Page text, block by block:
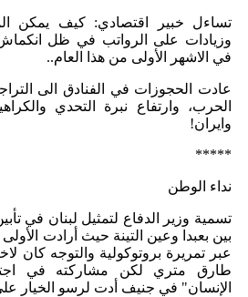
تساءل خبير اقتصادي: كيف يمكن
في الاشهر الأولى من هذا العام..
عادت الحجوزات في الفنادق الى
الحرب، وارتفاع نبرة التحدي
وايران!
*****
نداء الوطن
تسمية وزير الدفاع لتمثيل لبنان في
بين بعبدا وعين التينة حيث أرادت
عبر تمريرة بروتوكولية والتوجه كان
طارق متري لكن مشاركته في
الإنسان" في جنيف أدت لرسو الخيار